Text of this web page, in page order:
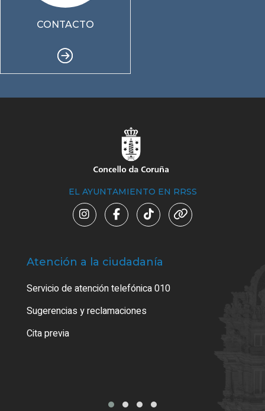
CONTACTO
EL AYUNTAMIENTO EN RRSS
Atención a la ciudadanía
Servicio de atención telefónica 010
Sugerencias y reclamaciones
Cita previa